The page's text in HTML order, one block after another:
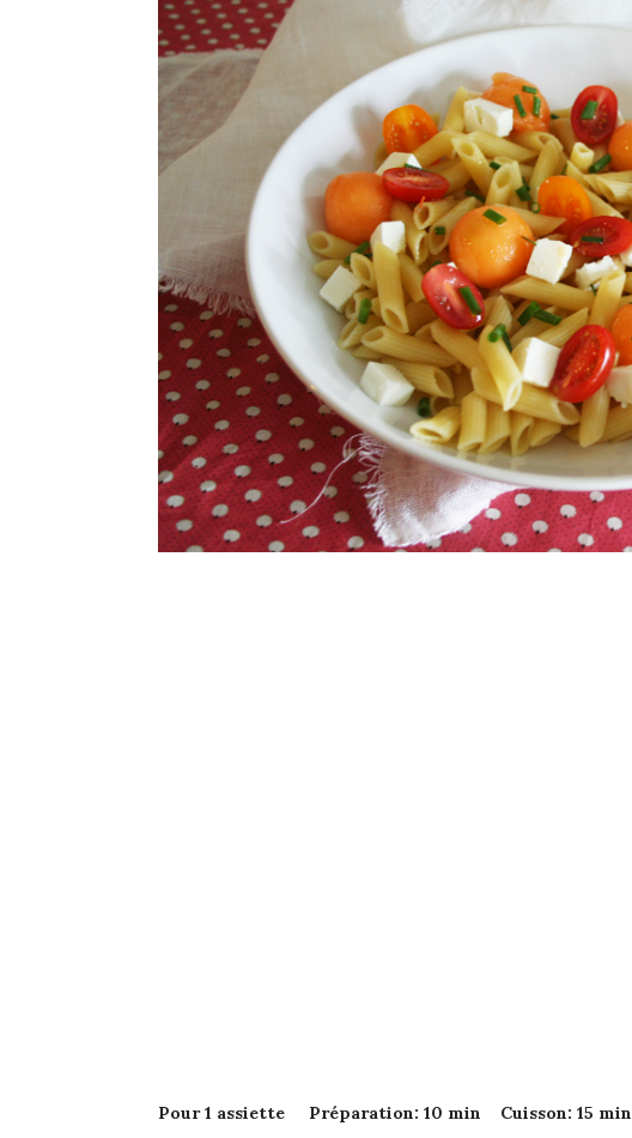
Pour 1 assiette Préparation: 10 min Cuisson: 15 min